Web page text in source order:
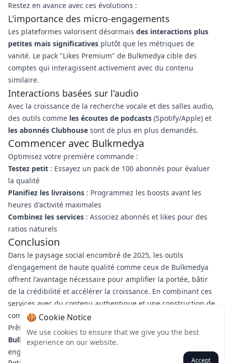
Restez en avance avec ces évolutions :
L'importance des micro-engagements
Les plateformes valorisent désormais des interactions plus
petites mais significatives plutôt que les métriques de
vanité. Le pack "Likes Premium" de Bulkmedya cible des
comptes qui interagissent activement avec du contenu
similaire.
Interactions basées sur l'audio
Avec la croissance de la recherche vocale et des salles audio,
des outils comme les écoutes de podcasts (Spotify/Apple) et
les abonnés Clubhouse sont de plus en plus demandés.
Commencer avec Bulkmedya
Optimisez votre première commande :
Testez petit : Essayez un pack de 100 abonnés pour évaluer
la qualité
Planifiez les livraisons : Programmez les boosts avant les
heures d'activité maximales
Combinez les services : Associez abonnés et likes pour des
ratios naturels
Conclusion
Dans le paysage social encombré de 2025, les outils
d'engagement de haute qualité comme ceux de Bulkmedya
offrent l'avantage nécessaire pour amplifier la portée, bâtir
de la crédibilité et accélérer la croissance. En combinant ces
services avec du contenu authentique et une construction de
communauté, vous créez une boucle de croissance durable.
Prêt à transformer votre stratégie ?
Découvrez les packs de
Bulkmedya dès aujourd'huiet constatez la différence d'un
engagement stratégique.
🍪 Cookie Notice
We use cookies to ensure that we give you the best
experience on our website.
Accept